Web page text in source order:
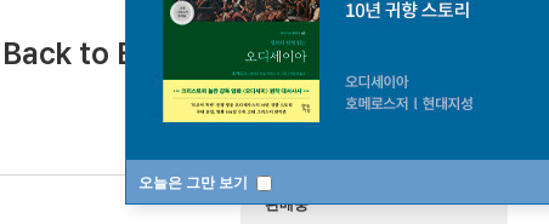
오늘은 그만 보기
to Basics) [ EPUB ]
판매중